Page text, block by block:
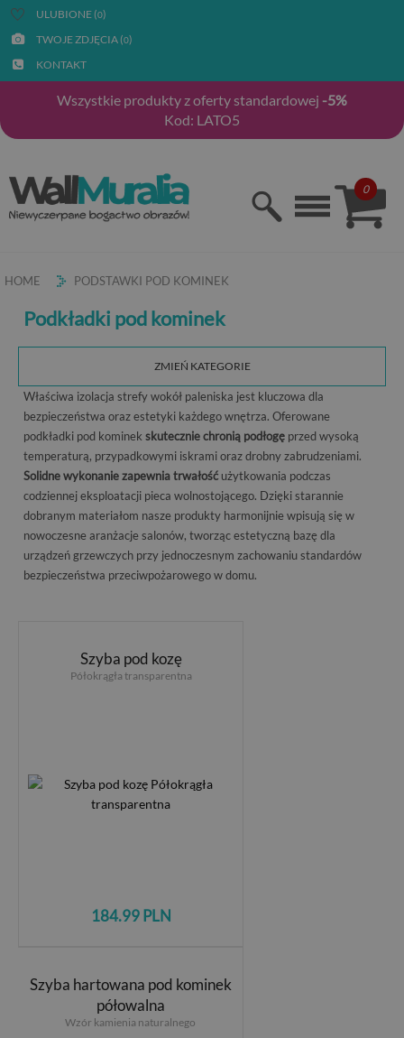
ULUBIONE (0)
TWOJE ZDJĘCIA (0)
KONTAKT
Wszystkie produkty z oferty standardowej -5%
Kod: LATO5
0
HOME PODSTAWKI POD KOMINEK
Podkładki pod kominek
ZMIEŃ KATEGORIE
Właściwa izolacja strefy wokół paleniska jest kluczowa dla
bezpieczeństwa oraz estetyki każdego wnętrza. Oferowane
podkładki pod kominek skutecznie chronią podłogę przed wysoką
temperaturą, przypadkowymi iskrami oraz drobny zabrudzeniami.
Solidne wykonanie zapewnia trwałość użytkowania podczas
codziennej eksploatacji pieca wolnostojącego. Dzięki starannie
dobranym materiałom nasze produkty harmonijnie wpisują się w
nowoczesne aranżacje salonów, tworząc estetyczną bazę dla
urządzeń grzewczych przy jednoczesnym zachowaniu standardów
bezpieczeństwa przeciwpożarowego w domu.
Szyba pod kozę
Półokrągła transparentna
184.99 PLN
Szyba hartowana pod kominek
półowalna
Wzór kamienia naturalnego